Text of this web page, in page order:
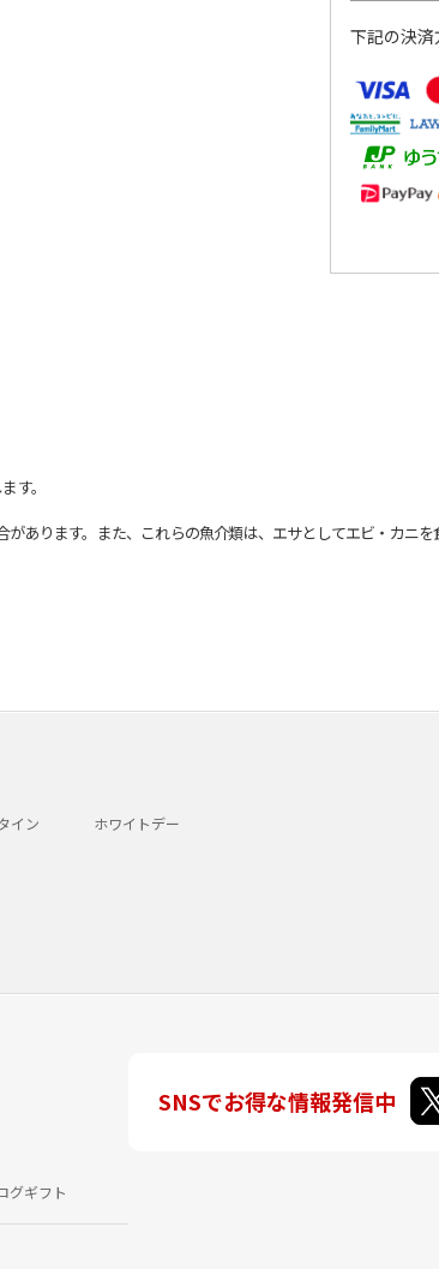
下記の決済
す。
ります。また、これらの魚介類は、エサとしてエビ・カニを
イン ホワイトデー
グギフト
SNSでお得な情報発信中